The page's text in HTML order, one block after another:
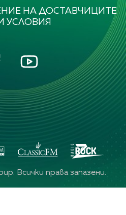
НА ДОСТАВЧИЦИТЕ
УСЛОВИЯ
Всички права запазени.